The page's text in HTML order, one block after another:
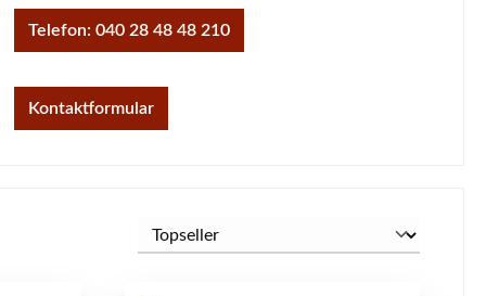
Telefon: 040 28 48 48 210
Kontaktformular